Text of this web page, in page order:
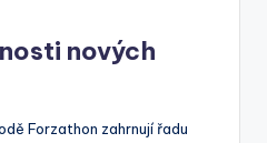
nových
Forzathon zahrnují řadu